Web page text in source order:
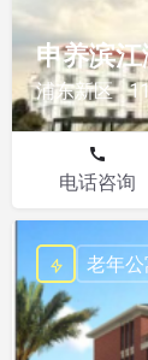
申养滨
浦东新区
电话咨询
老年公